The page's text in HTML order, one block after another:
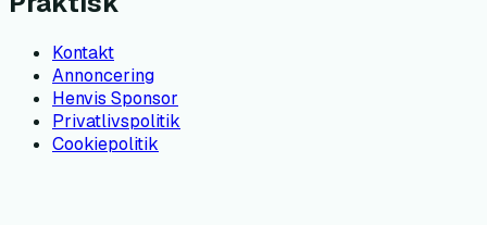
Kontakt
Annoncering
Henvis Sponsor
Privatlivspolitik
Cookiepolitik